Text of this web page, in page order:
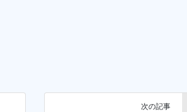
次の記事